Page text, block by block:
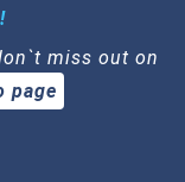
miss out on
page